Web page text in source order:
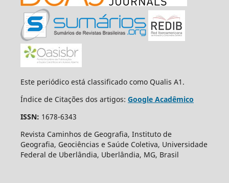
Este periódico está classificado como Qualis A1.
Índice de Citações dos artigos: Google Acadêmico
ISSN: 1678-6343
Revista Caminhos de Geografia, Instituto de
Geografia, Geociências e Saúde Coletiva, Universidade
Federal de Uberlândia, Uberlândia, MG, Brasil